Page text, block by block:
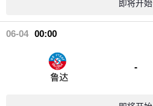
即将开始
00:00
06-04
鲁达
-